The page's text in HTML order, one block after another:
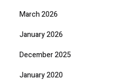
March 2026
January 2026
December 2025
January 2020